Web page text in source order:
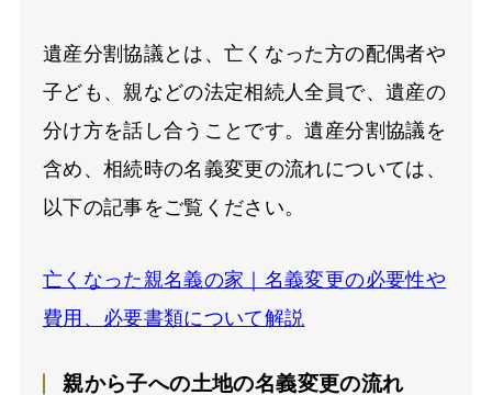
遺産分割協議とは、亡くなった方の配偶者や
子ども、親などの法定相続人全員で、遺産の
分け方を話し合うことです。遺産分割協議を
含め、相続時の名義変更の流れについては、
以下の記事をご覧ください。
亡くなった親名義の家｜名義変更の必要性や
費用、必要書類について解説
親から子への土地の名義変更の流れ